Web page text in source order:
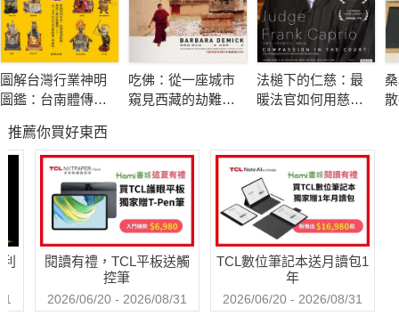
?復興區的角板山曾經是日本皇族巡視造訪及行旅的打卡聖
地？
?大學透過USR計畫，用藝術與人情味成為地方的土壤與活
水。
「中華民國眷村資源中心」！
▊行走桃園多年，於本書熱情分享：
王俐容?王婉榆?皮國立
朱嘉慧?李岱玲?李蓉蓉
林煒舒?陳俊有?陳榮聲
曹雅涵?黃郁惠?楊杜煜
圖解台灣行業神明
圖鑑：台南體傳統
吃佛：從一座城市
窺見西藏的劫難與
法槌下的仁慈：最
暖法官如何用慈
推薦你買好東西
閱讀有禮，TCL平板送觸
控筆
2026/06/20 - 2026/08/31
TCL數位筆記本送月讀包1
年
2026/06/20 - 2026/08/31